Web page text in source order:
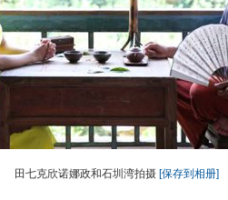
田七克欣诺娜政和石圳湾拍摄 [保存到相册]